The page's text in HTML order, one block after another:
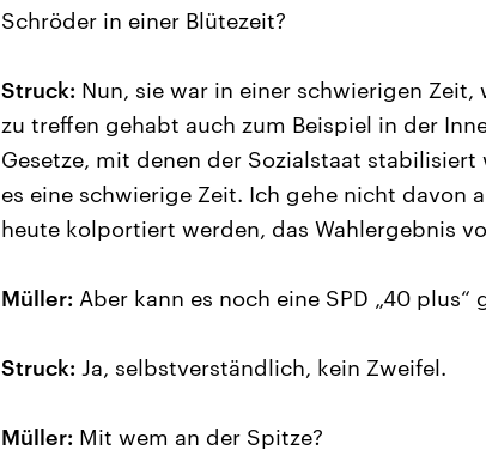
Schröder in einer Blütezeit?
Struck: Nun, sie war in einer schwierigen
zu treffen gehabt auch zum Beispiel in der
Gesetze, mit denen der Sozialstaat
es eine schwierige Zeit. Ich gehe nicht davon
heute kolportiert werden, das Wahlergebnis
Müller: Aber kann es noch eine SPD „40 plus“
Struck: Ja, selbstverständlich, kein Zweifel.
Müller: Mit wem an der Spitze?